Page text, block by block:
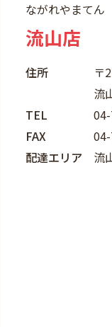
ながれやまてん
流山店
住所
〒
流
TEL
FAX
配達エリア
流